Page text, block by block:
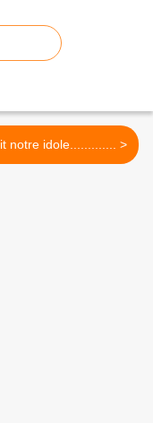
C'était notre idole............. >